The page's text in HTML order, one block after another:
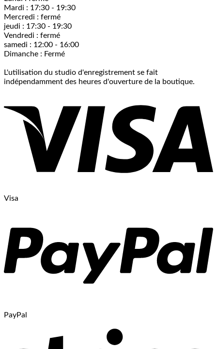
Mardi : 17:30 - 19:30
Mercredi : fermé
jeudi : 17:30 - 19:30
Vendredi : fermé
samedi : 12:00 - 16:00
Dimanche : Fermé
L'utilisation du studio d'enregistrement se fait
indépendamment des heures d'ouverture de la boutique.
Visa
PayPal